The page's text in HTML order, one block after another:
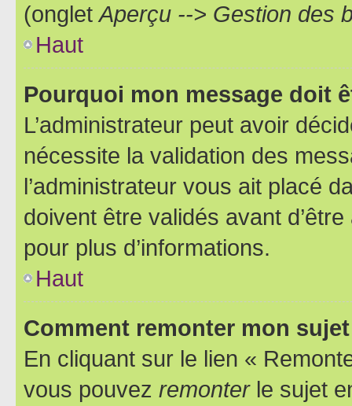
(ongletAperçu --> Gestion des
Haut
Pourquoi mon message doit
L’administrateur peut avoir
nécessite la validation des
l’administrateur vous ait placé
doivent être validés avant
pour plus d’informations.
Haut
Comment remonter mon
En cliquant sur le lien «
vous pouvez remonterle sujet